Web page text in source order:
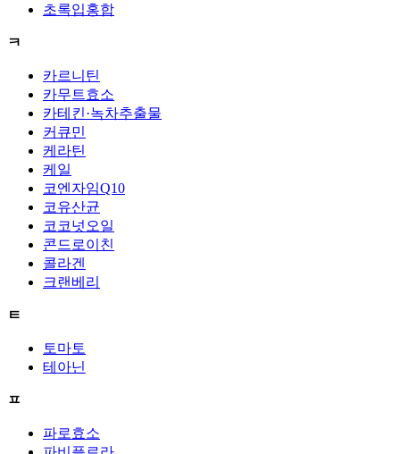
초록입홍합
ㅋ
카르니틴
카무트효소
카테킨·녹차추출물
커큐민
케라틴
케일
코엔자임Q10
코유산균
코코넛오일
콘드로이친
콜라겐
크랜베리
ㅌ
토마토
테아닌
ㅍ
파로효소